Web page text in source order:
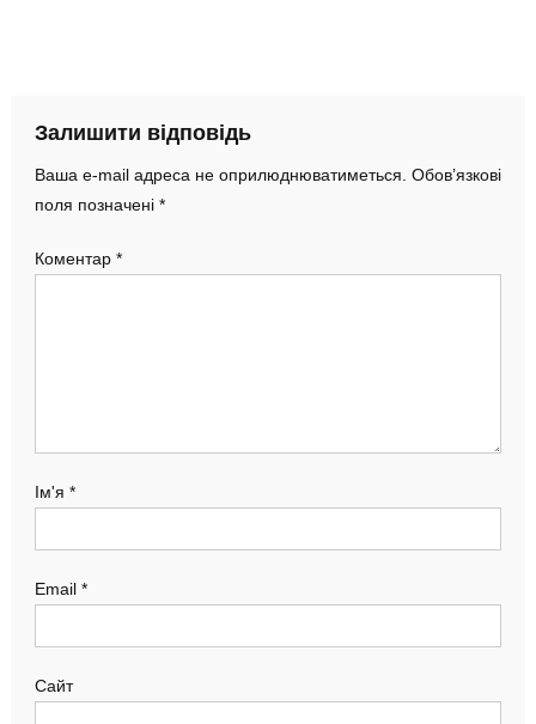
Залишити відповідь
Ваша e-mail адреса не оприлюднюватиметься. Обов’язкові
поля позначені *
Коментар *
Ім'я *
Email *
Сайт